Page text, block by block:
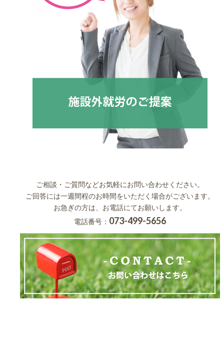
ご相談・ご質問などお気軽にお問い合わせください。
ご回答には一週間程のお時間をいただく場合がございます。
お急ぎの方は、お電話にてお願いします。
電話番号： 073-499-5656